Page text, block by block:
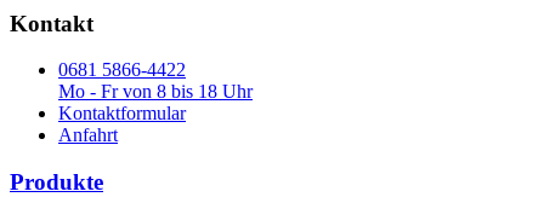
Kontakt
0681 5866-4422
Mo - Fr von 8 bis 18 Uhr
Kontaktformular
Anfahrt
Produkte